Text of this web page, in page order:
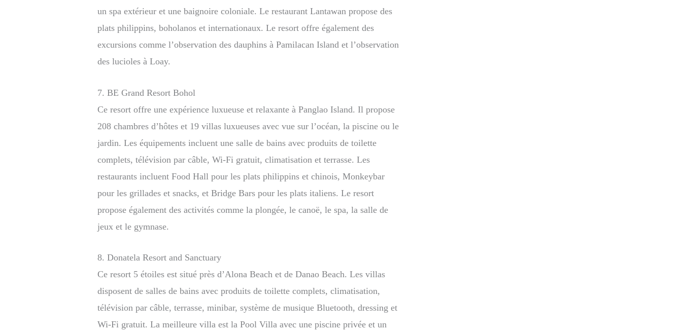
un spa extérieur et une baignoire coloniale. Le restaurant Lantawan propose des
plats philippins, boholanos et internationaux. Le resort offre également des
excursions comme l’observation des dauphins à Pamilacan Island et l’observation
des lucioles à Loay.
7. BE Grand Resort Bohol
Ce resort offre une expérience luxueuse et relaxante à Panglao Island. Il propose
208 chambres d’hôtes et 19 villas luxueuses avec vue sur l’océan, la piscine ou le
jardin. Les équipements incluent une salle de bains avec produits de toilette
complets, télévision par câble, Wi-Fi gratuit, climatisation et terrasse. Les
restaurants incluent Food Hall pour les plats philippins et chinois, Monkeybar
pour les grillades et snacks, et Bridge Bars pour les plats italiens. Le resort
propose également des activités comme la plongée, le canoë, le spa, la salle de
jeux et le gymnase.
8. Donatela Resort and Sanctuary
Ce resort 5 étoiles est situé près d’Alona Beach et de Danao Beach. Les villas
disposent de salles de bains avec produits de toilette complets, climatisation,
télévision par câble, terrasse, minibar, système de musique Bluetooth, dressing et
Wi-Fi gratuit. La meilleure villa est la Pool Villa avec une piscine privée et un